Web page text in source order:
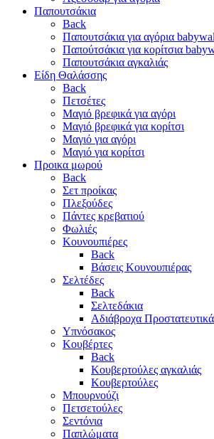
Παπουτσάκια
Back
Παπουτσάκια για αγόρια
Παπούτσάκια για κορίτσια
Παπουτσάκια αγκαλιάς
Είδη Θαλάσσης
Back
Πετσέτες
Μαγιό βρεφικά για αγόρι
Μαγιό βρεφικά για κορίτσι
Μαγιό για αγόρι
Μαγιό για κορίτσι
Προικα μωρού
Back
Σετ προίκας
Πλεξούδες
Πάντες κρεβατιού
Φωλιές
Κουνουπιέρες
Back
Βάσεις Κουνουπιέρας
Σελτέδες
Back
Σελτεδάκια
Αδιάβροχα
Υπνόσακος
Κουβέρτες
Back
Κουβερτούλες αγκαλιάς
Κουβερτούλες
Μπουρνούζι
Πετσετούλες
Σεντόνια
Παπλώματα